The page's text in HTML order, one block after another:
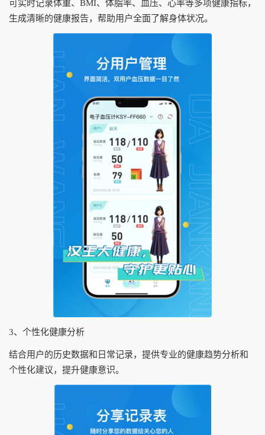
可实时记录体重、BMI、体脂率、血压、心率等多项健康指标，
生成清晰的健康报告，帮助用户全面了解身体状况。
3、个性化健康分析
结合用户的历史数据和日常记录，提供专业的健康趋势分析和
个性化建议，提升健康意识。